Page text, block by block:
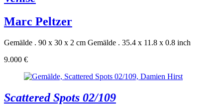
Marc Peltzer
Gemälde . 90 x 30 x 2 cm Gemälde . 35.4 x 11.8 x 0.8 inch
9.000 €
Scattered Spots 02/109